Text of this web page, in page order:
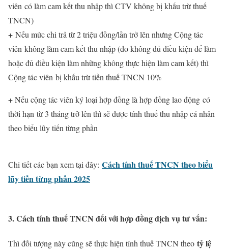
viên có làm cam kết thu nhập thì CTV không bị khấu trừ thuế
TNCN)
+ Nếu mức chi trả từ 2 triệu đồng/lần trở lên nhưng Cộng tác
viên không làm cam kết thu nhập (do không đủ điều kiện để làm
hoặc đủ điều kiện làm những không thực hiện làm cam kết) thì
Cộng tác viên bị khấu trừ tiền thuế TNCN 10%
+ Nếu cộng tác viên ký loại hợp đồng là hợp đồng lao động có
thời hạn từ 3 tháng trở lên thì sẽ được tính thuế thu nhập cá nhân
theo biểu lũy tiến từng phần
Chi tiết các bạn xem tại đây: Cách tính thuế TNCN theo biểu
lũy tiến từng phần 2025
3. Cách tính thuế TNCN đối với hợp đồng dịch vụ tư vấn:
Thì đối tượng này cũng sẽ thực hiện tính thuế TNCN theo tỷ lệ